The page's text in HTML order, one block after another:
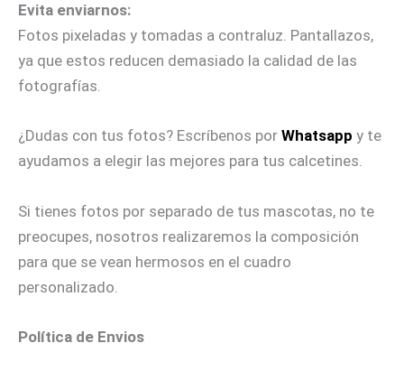
Evita enviarnos:
Fotos pixeladas y tomadas a contraluz. Pantallazos,
ya que estos reducen demasiado la calidad de las
fotografías.
¿Dudas con tus fotos? Escríbenos por Whatsapp y te
ayudamos a elegir las mejores para tus calcetines.
Si tienes fotos por separado de tus mascotas, no te
preocupes, nosotros realizaremos la composición
para que se vean hermosos en el cuadro
personalizado.
Política de Envios